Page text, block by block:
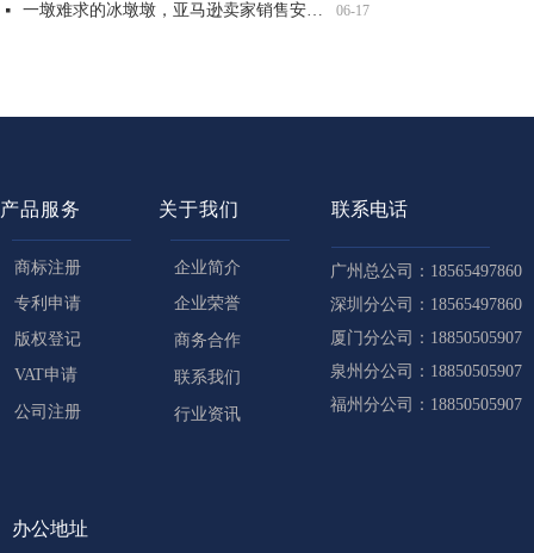
06-17
넷
产品服务
商标注册
专利申请
版权登记
VAT申请
公司注册
关于我们
企业简介
企业荣誉
商务合作
联系我们
行业资讯
联系电话
广州总公司：18565497860
深圳分公司：18565497860
厦门分公司：18850505907
泉州分公司：18850505907
福州分公司：18850505907
办公地址